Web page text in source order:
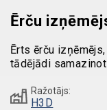
Ērču
Ērts ērču
tādējādi
Ražotājs:
H3D